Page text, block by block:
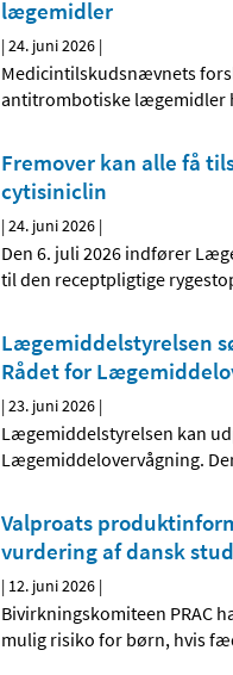
lægemidler
|24. juni 2026 |
Medicintilskudsnævnets
antitrombotiske lægemidler
Fremover kan alle få
cytisiniclin
|24. juni 2026 |
Den 6. juli 2026 indfører
til den receptpligtige
Lægemiddelstyrelsen
Rådet for
|23. juni 2026 |
Lægemiddelstyrelsen kan
Lægemiddelovervågning.
Valproats
vurdering af dansk
| 12. juni 2026 |
Bivirkningskomiteen PRAC
mulig risiko for børn, hvis